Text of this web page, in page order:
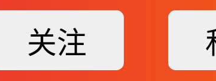
关注